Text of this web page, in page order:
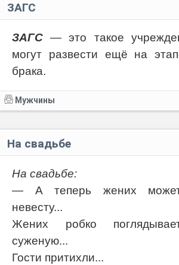
ЗАГС
ЗАГС — это такое
могут развести ещё на
брака.
Мужчины
На свадьбе
На свадьбе:
— А теперь жених может
невесту...
Жених робко
суженую...
Гости притихли...